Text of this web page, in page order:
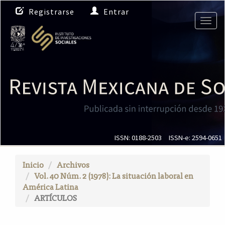
N
a
v
e
g
i
ó
n
c
a
Registrarse Entrar
ISSN: 0188-2503 ISSN-e: 2594-0651
Inicio
Archivos
Vol. 40 Núm. 2 (1978): La situación laboral en
América Latina
ARTÍCULOS